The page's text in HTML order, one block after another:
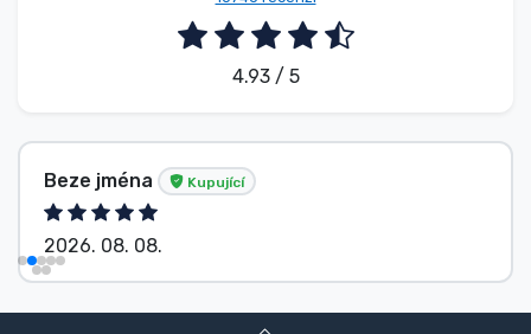
4.93 / 5
Beze jména Kupující
2026. 08. 08.